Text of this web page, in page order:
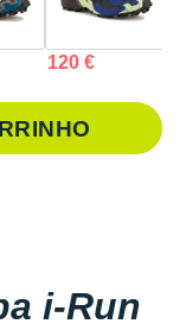
120 €
i-Run